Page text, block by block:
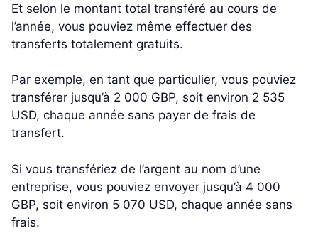
Et selon le montant total transféré au cours de
l’année, vous pouviez même effectuer des
transferts totalement gratuits.
Par exemple, en tant que particulier, vous pouviez
transférer jusqu’à 2 000 GBP, soit environ 2 535
USD, chaque année sans payer de frais de
transfert.
Si vous transfériez de l’argent au nom d’une
entreprise, vous pouviez envoyer jusqu’à 4 000
GBP, soit environ 5 070 USD, chaque année sans
frais.